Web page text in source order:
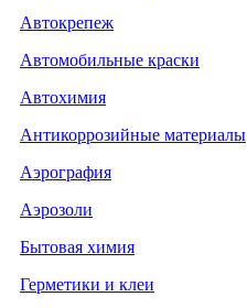
Автокрепеж
Автомобильные краски
Автохимия
Антикоррозийные материалы
Аэрография
Аэрозоли
Бытовая химия
Герметики и клеи